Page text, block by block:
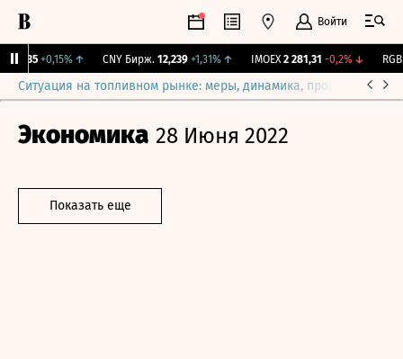
Войти
+0,15%↑ CNY Бирж. 12,239 +1,31% ↑ IMOEX 2 281,31 -0,2%↓
Ситуация на топливном рынке: меры, динамика, прогнозы
Экономика 28 Июня 2022
Показать еще